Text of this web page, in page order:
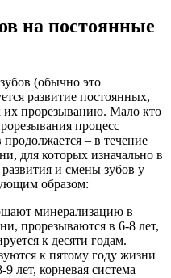
на постоянные
(обычно это
развитие постоянных,
их прорезыванию. Мало кто
процесс
– в течение
для которых изначально в
и смены зубов у
образом:
минерализацию в
прорезываются в 6-8 лет,
к десяти годам.
к пятому году жизни
лет, корневая система